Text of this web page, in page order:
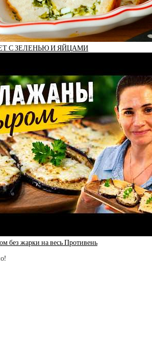
С ЗЕЛЕНЬЮ И ЯЙЦАМИ
без жарки на весь Противень